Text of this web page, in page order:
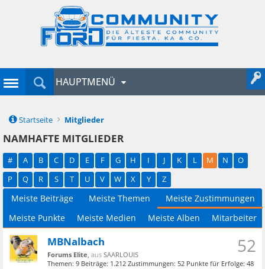
Startseite Mitglieder
NAMHAFTE MITGLIEDER
# A B C D E F G H I J K L M N
O
P
Q R S T U V W X Y Z
Meiste Beiträge Meiste Themen
Meiste Zustimmungen
Meiste Punkte
Meiste Medien Meiste Alben Mitarbeiter
52
MBNalbach
Forums Elite, aus SAARLOUIS
Themen: 9 Beiträge: 1.212 Zustimmungen: 52 Punkte für Erfolge: 48
HAUPTMENÜ